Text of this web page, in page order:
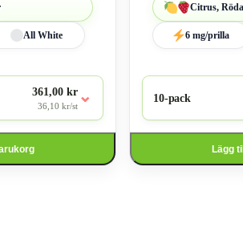
All White
361,00 kr
36,10 kr/st ⌄
Citrus,
6 mg/prilla
10-pack
Lägg